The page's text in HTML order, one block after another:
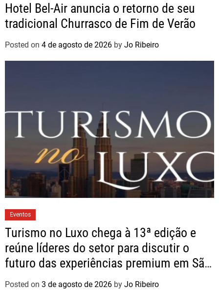
Hotel Bel-Air anuncia o retorno de seu
tradicional Churrasco de Fim de Verão
Posted on 4 de agosto de 2026 by Jo Ribeiro
Eventos
Turismo no Luxo chega à 13ª edição e
reúne líderes do setor para discutir o
futuro das experiências premium em São
Paulo
Posted on 3 de agosto de 2026 by Jo Ribeiro